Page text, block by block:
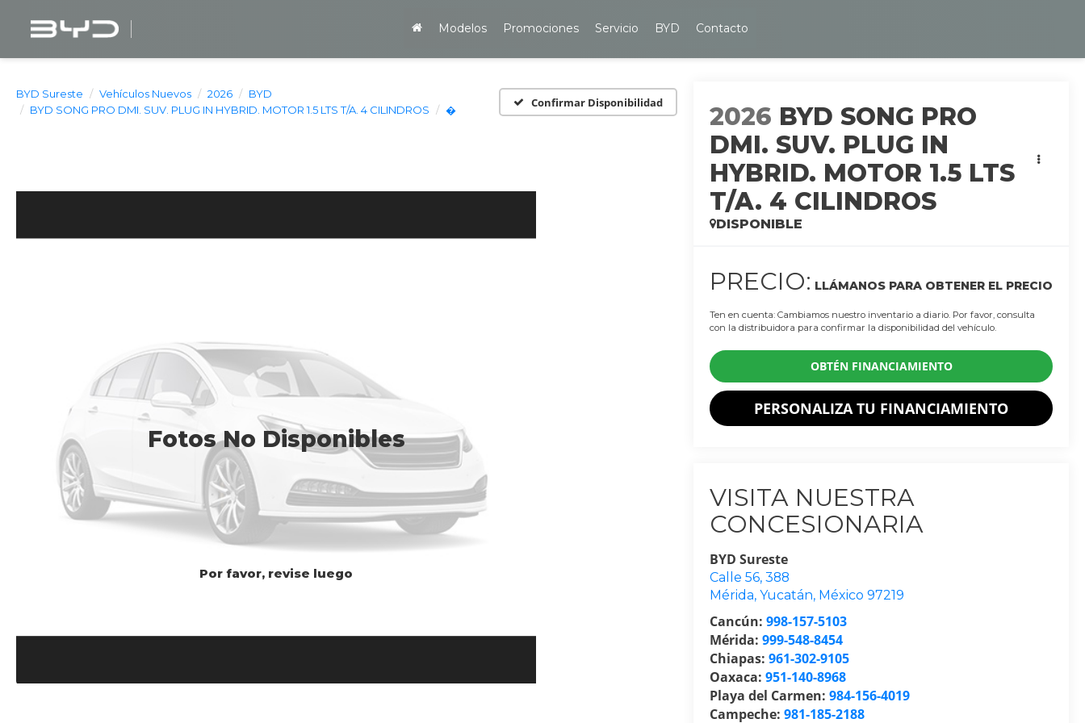
Modelos Promociones Servicio BYD Contacto
BYD Sureste Vehículos Nuevos 2026
BYD
BYD SONG PRO DMI. SUV. PLUG IN HYBRID. MOTOR 1.5 LTS T/A. 4 CILINDROS
�
Confirmar Disponibilidad
Fotos No Disponibles
Por favor, revise luego
2026 BYD SONG PRO
DMI. SUV. PLUG IN
HYBRID. MOTOR 1.5 LTS
T/A. 4 CILINDROS
DISPONIBLE
PRECIO: LLÁMANOS PARA OBTENER EL PRECIO
Ten en cuenta: Cambiamos nuestro inventario a diario. Por favor, consulta
con la distribuidora para confirmar la disponibilidad del vehículo.
OBTÉN FINANCIAMIENTO
PERSONALIZA TU FINANCIAMIENTO
VISITA NUESTRA
CONCESIONARIA
BYD Sureste
Calle 56, 388
Mérida,Yucatán, México 97219
Cancún:998-157-5103
Mérida:999-548-8454
Chiapas:961-302-9105
Oaxaca:951-140-8968
Playa del Carmen:984-156-4019
Campeche:981-185-2188